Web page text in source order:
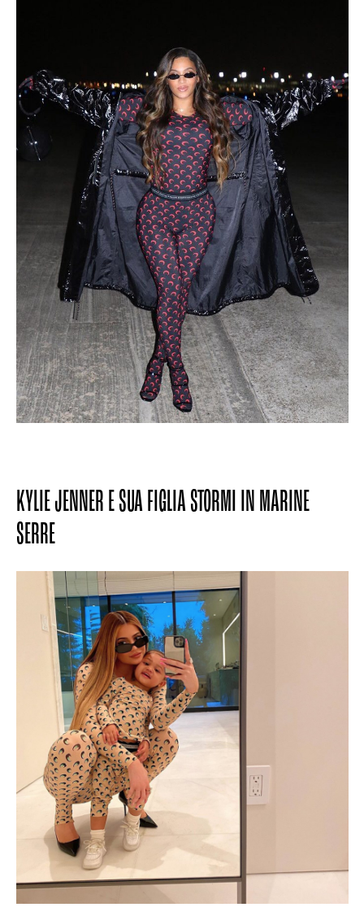
KYLIE JENNER E SUA FIGLIA STORMI IN MARINE
SERRE